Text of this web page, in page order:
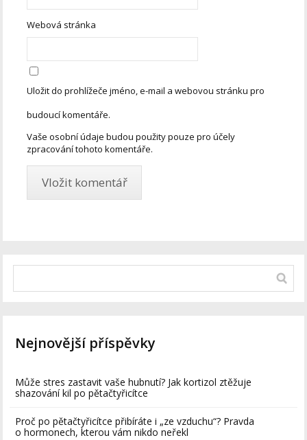
Webová stránka
Uložit do prohlížeče jméno, e-mail a webovou stránku pro
budoucí komentáře.
Vaše osobní údaje budou použity pouze pro účely
zpracování tohoto komentáře.
Nejnovější příspěvky
Může stres zastavit vaše hubnutí? Jak kortizol ztěžuje
shazování kil po pětačtyřicítce
Proč po pětačtyřicítce přibíráte i „ze vzduchu“? Pravda
o hormonech, kterou vám nikdo neřekl